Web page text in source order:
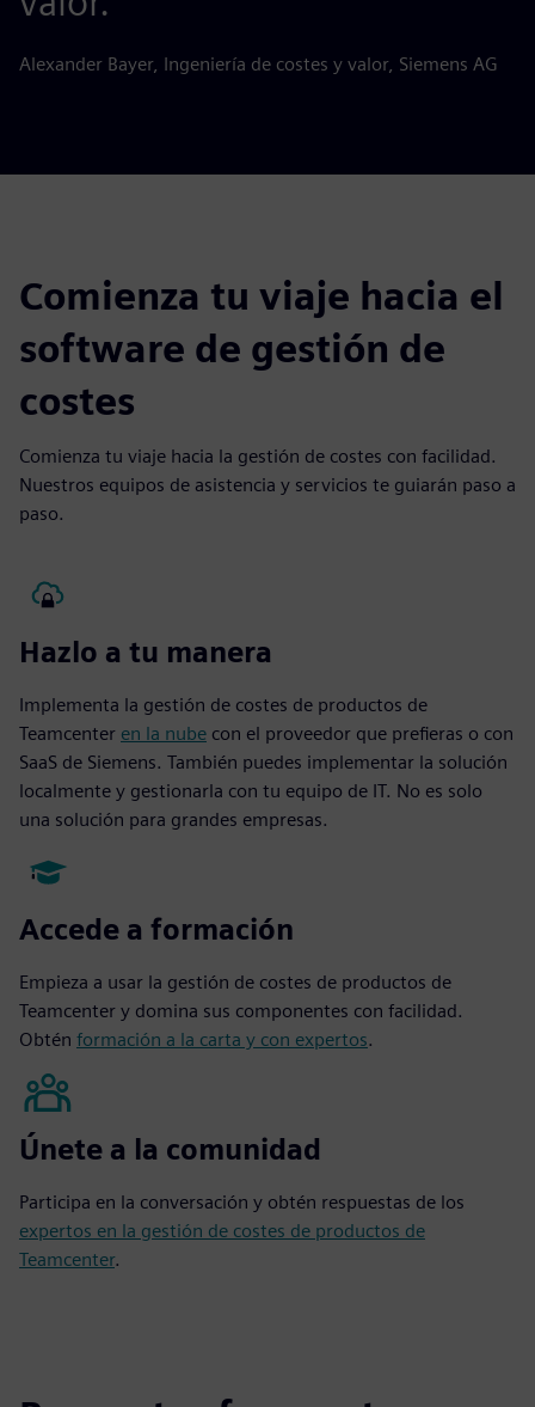
Alexander Bayer, Ingeniería de costes y valor, Siemens AG
Comienza tu viaje hacia el
software de gestión de
costes
Comienza tu viaje hacia la gestión de costes con facilidad.
Nuestros equipos de asistencia y servicios te guiarán paso a
paso.
Hazlo a tu manera
Implementa la gestión de costes de productos de
Teamcenter en la nube con el proveedor que prefieras o con
SaaS de Siemens. También puedes implementar la solución
localmente y gestionarla con tu equipo de IT. No es solo
una solución para grandes empresas.
Accede a formación
Empieza a usar la gestión de costes de productos de
Teamcenter y domina sus componentes con facilidad.
Obtén formación a la carta y con expertos.
Únete a la comunidad
Participa en la conversación y obtén respuestas de los
expertos en la gestión de costes de productos de
Teamcenter.